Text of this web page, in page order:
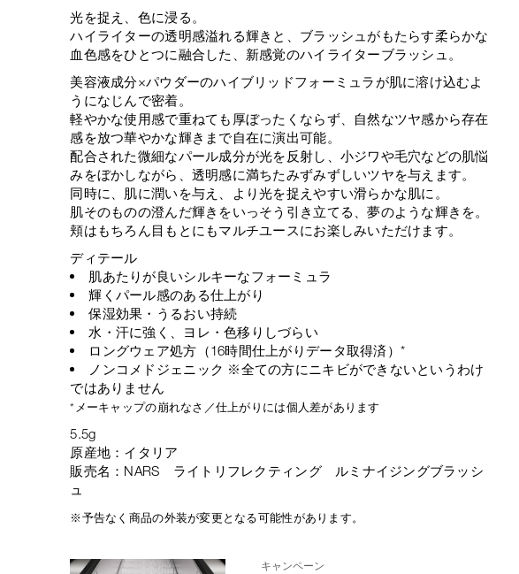
光を捉え、色に浸る。
ハイライターの透明感溢れる輝きと、ブラッシュがもたらす柔らかな
血色感をひとつに融合した、新感覚のハイライターブラッシュ。
美容液成分×パウダーのハイブリッドフォーミュラが肌に溶け込むよ
うになじんで密着。
軽やかな使用感で重ねても厚ぼったくならず、自然なツヤ感から存在
感を放つ華やかな輝きまで自在に演出可能。
配合された微細なパール成分が光を反射し、小ジワや毛穴などの肌悩
みをぼかしながら、透明感に満ちたみずみずしいツヤを与えます。
同時に、肌に潤いを与え、より光を捉えやすい滑らかな肌に。
肌そのものの澄んだ輝きをいっそう引き立てる、夢のような輝きを。
頬はもちろん目もとにもマルチユースにお楽しみいただけます。
ディテール
肌あたりが良いシルキーなフォーミュラ
輝くパール感のある仕上がり
保湿効果・うるおい持続
水・汗に強く、ヨレ・色移りしづらい
ロングウェア処方（16時間仕上がりデータ取得済）*
ノンコメドジェニック ※全ての方にニキビができないというわけ
ではありません
*メーキャップの崩れなさ／仕上がりには個人差があります
5.5g
原産地：イタリア
販売名：NARS ライトリフレクティング ルミナイジングブラッシ
ュ
※予告なく商品の外装が変更となる可能性があります。
キャンペーン